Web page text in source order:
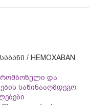
/ HEMOXABAN
და
საწინააღმდეგო